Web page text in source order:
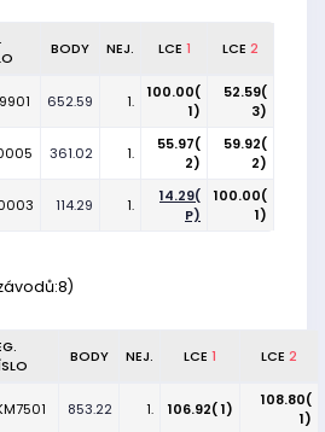
BODY NEJ. LCE 1 LCE 2
652.59 1.
100.00(
1)
52.59(
3)
361.02 1.
55.97(
2)
59.92(
2)
114.29 1.
14.29(
P)
100.00(
1)
BODY NEJ. LCE 1 LCE 2
853.22 1. 106.92( 1)
108.80(
1)